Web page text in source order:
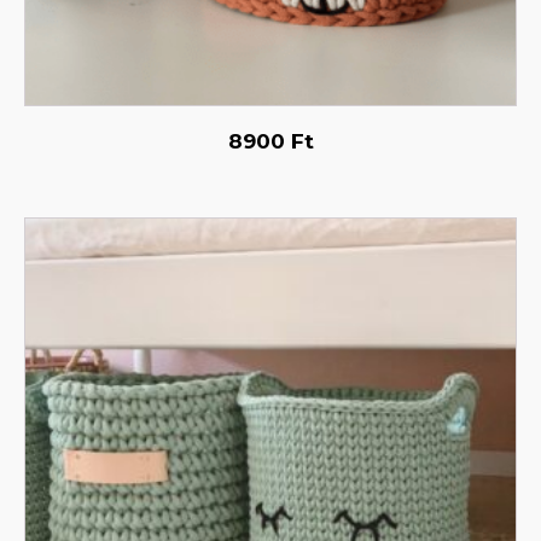
8900 Ft
Ennek
variációja
van.
A
változatok
a
termékoldalon
választhatók